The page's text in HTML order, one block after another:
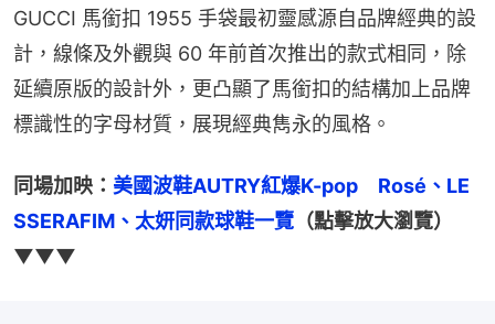
GUCCI 馬銜扣 1955 手袋最初靈感源自品牌經典的設
計，線條及外觀與 60 年前首次推出的款式相同，除
延續原版的設計外，更凸顯了馬銜扣的結構加上品牌
標識性的字母材質，展現經典雋永的風格。
同場加映： 美國波鞋AUTRY紅爆K-pop　Rosé、LE
SSERAFIM、太妍同款球鞋一覽 （點擊放大瀏覽）
▼▼▼